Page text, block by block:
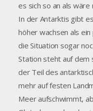
es sich so an als
In der Antarktis gibt
höher wachsen als
die Situation sogar
Station steht auf dem
der Teil des
mehr auf festen
Meer aufschwimmt,